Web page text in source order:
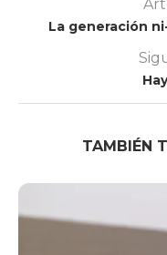
La generación
TAMBIÉN